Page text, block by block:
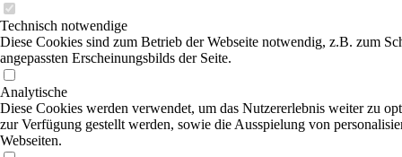
Technisch notwendige
Diese Cookies sind zum Betrieb der Webseite notwendig, z.B. zum
angepassten Erscheinungsbilds der Seite.
Analytische
Diese Cookies werden verwendet, um das Nutzererlebnis weiter zu
zur Verfügung gestellt werden, sowie die Ausspielung von
Webseiten.